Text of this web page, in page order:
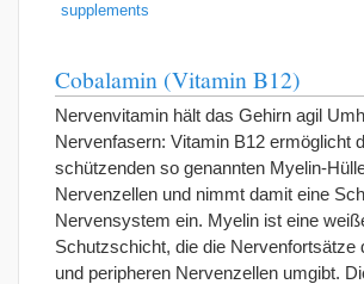
supplements
Cobalamin (Vitamin B12)
Nervenvitamin hält das Gehirn agil
Nervenfasern: Vitamin B12 ermöglicht
schützenden so genannten Myelin-
Nervenzellen und nimmt damit eine
Nervensystem ein. Myelin ist eine
Schutzschicht, die die Nervenfortsätze
und peripheren Nervenzellen umgibt.